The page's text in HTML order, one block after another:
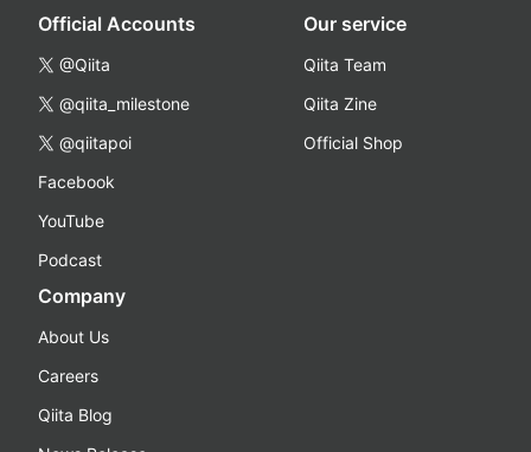
Official Accounts
@Qiita
@qiita_milestone
@qiitapoi
Facebook
YouTube
Podcast
Our service
Qiita Team
Qiita Zine
Official Shop
Company
About Us
Careers
Qiita Blog